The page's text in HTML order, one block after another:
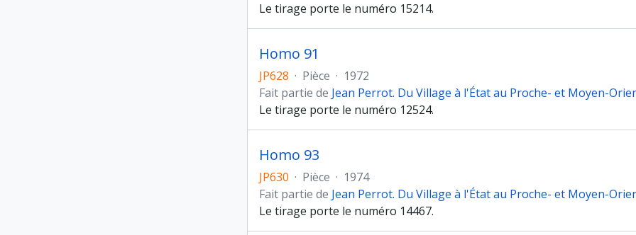
Le tirage porte le numéro 15214.
Homo 91
JP628 · Pièce · 1972
Fait partie de Jean Perrot. Du Village à l'État au Proche- et Moyen-
Le tirage porte le numéro 12524.
Homo 93
JP630 · Pièce · 1974
Fait partie de Jean Perrot. Du Village à l'État au Proche- et Moyen-
Le tirage porte le numéro 14467.